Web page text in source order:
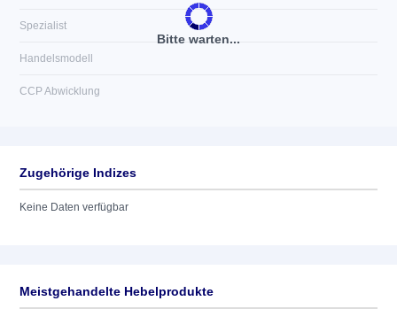
Bitte warten...
Spezialist
Handelsmodell
CCP Abwicklung
Zugehörige Indizes
Keine Daten verfügbar
Meistgehandelte Hebelprodukte